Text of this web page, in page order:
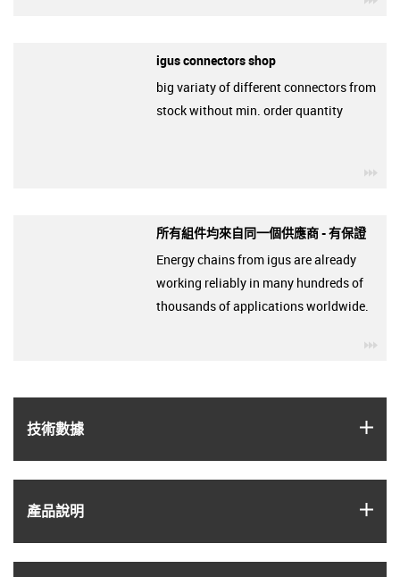
技術數據
產品說明
igus connectors shop
big variaty of different connectors from
stock without min. order quantity
所有組件均來自同一個供應商 - 有保證
Energy chains from igus are already
working reliably in many hundreds of
thousands of applications worldwide.